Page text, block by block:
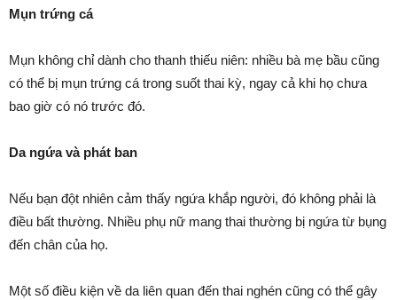
Mụn trứng cá
Mụn không chỉ dành cho thanh thiếu niên: nhiều bà mẹ bầu cũng
có thể bị mụn trứng cá trong suốt thai kỳ, ngay cả khi họ chưa
bao giờ có nó trước đó.
Da ngứa và phát ban
Nếu bạn đột nhiên cảm thấy ngứa khắp người, đó không phải là
điều bất thường. Nhiều phụ nữ mang thai thường bị ngứa từ bụng
đến chân của họ.
Một số điều kiện về da liên quan đến thai nghén cũng có thể gây